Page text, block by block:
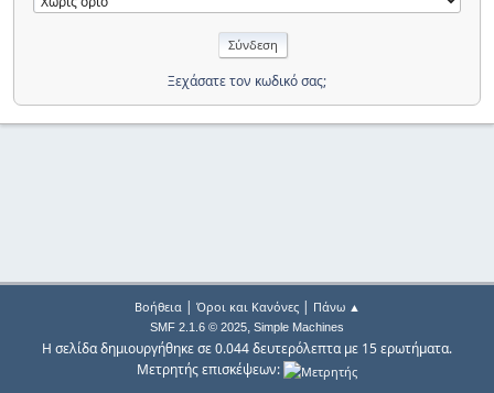
Ξεχάσατε τον κωδικό σας;
Βοήθεια| Όροι και Κανόνες| Πάνω ▲
SMF 2.1.6 © 2025, Simple Machines
Η σελίδα δημιουργήθηκε σε 0.044 δευτερόλεπτα με 15 ερωτήματα.
Μετρητής επισκέψεων: